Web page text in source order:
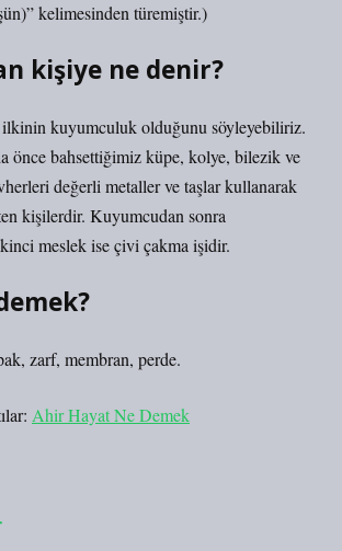
kelimesinden türemiştir.)
kişiye ne denir?
kuyumculuk olduğunu söyleyebiliriz.
önce bahsettiğimiz küpe, kolye, bilezik ve
değerli metaller ve taşlar kullanarak
kişilerdir. Kuyumcudan sonra
meslek ise çivi çakma işidir.
zarf, membran, perde.
Ahir Hayat Ne Demek